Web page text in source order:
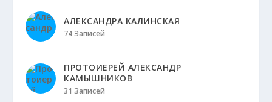
АЛЕКСАНДРА КАЛИНСКАЯ
74 Записей
ПРОТОИЕРЕЙ АЛЕКСАНДР
КАМЫШНИКОВ
31 Записей